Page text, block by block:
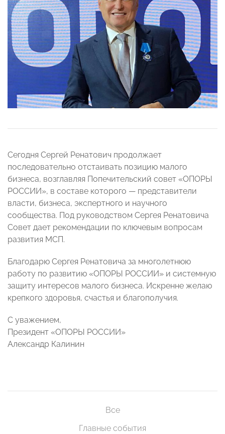
Сегодня Сергей Ренатович продолжает
последовательно отстаивать позицию малого
бизнеса, возглавляя Попечительский совет «ОПОРЫ
РОССИИ», в составе которого — представители
власти, бизнеса, экспертного и научного
сообщества. Под руководством Сергея Ренатовича
Совет дает рекомендации по ключевым вопросам
развития МСП.
Благодарю Сергея Ренатовича за многолетнюю
работу по развитию «ОПОРЫ РОССИИ» и системную
защиту интересов малого бизнеса. Искренне желаю
крепкого здоровья, счастья и благополучия.
С уважением,
Президент «ОПОРЫ РОССИИ»
Александр Калинин
Все
Главные события